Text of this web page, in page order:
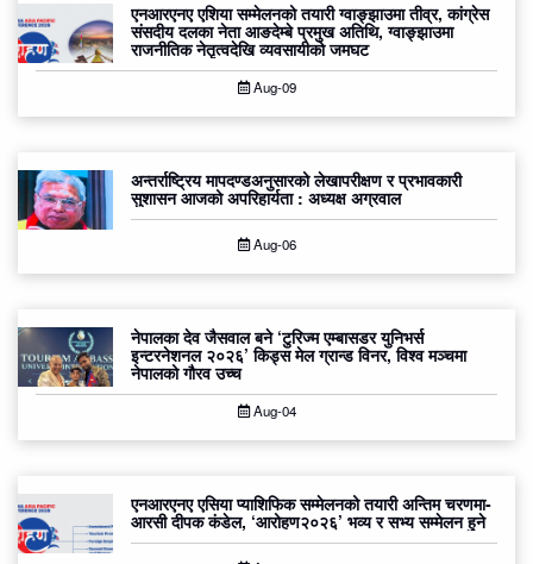
एनआरएनए एशिया सम्मेलनको तयारी ग्वाङ्झाउमा तीव्र, कांग्रेस
संसदीय दलका नेता आङदेम्बे प्रमुख अतिथि, ग्वाङ्झाउमा
राजनीतिक नेतृत्वदेखि व्यवसायीको जमघट
Aug-09
अन्तर्राष्ट्रिय मापदण्डअनुसारको लेखापरीक्षण र प्रभावकारी
सुशासन आजको अपरिहार्यता : अध्यक्ष अग्रवाल
Aug-06
नेपालका देव जैसवाल बने ‘टुरिज्म एम्बासडर युनिभर्स
इन्टरनेशनल २०२६’ किड्स मेल ग्रान्ड विनर, विश्व मञ्चमा
नेपालको गौरव उच्च
Aug-04
एनआरएनए एसिया प्याशिफिक सम्मेलनको तयारी अन्तिम चरणमा-
आरसी दीपक कंडेल, ‘आरोहण२०२६’ भव्य र सभ्य सम्मेलन हुने